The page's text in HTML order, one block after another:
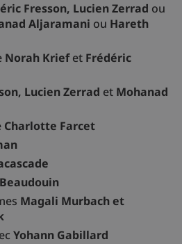
Fresson, Lucien Zerrad ou
Aljaramani ou Hareth
Norah Kriefet Frédéric
Lucien Zerrad et Mohanad
Charlotte Farcet
Magali Murbach et
Yohann Gabillard